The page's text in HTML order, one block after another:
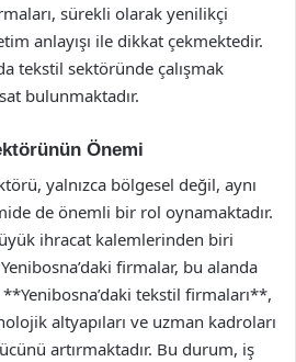
sürekli olarak yenilikçi
anlayışı ile dikkat çekmektedir.
tekstil sektöründe çalışmak
bulunmaktadır.
Önemi
yalnızca bölgesel değil, aynı
de önemli bir rol oynamaktadır.
ihracat kalemlerinden biri
firmalar, bu alanda
tekstil firmaları**,
altyapıları ve uzman kadroları
artırmaktadır. Bu durum, iş